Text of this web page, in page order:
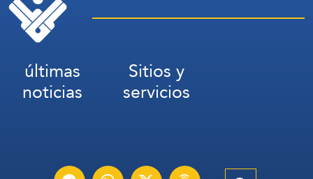
últimas
noticias
Sitios y
servicios